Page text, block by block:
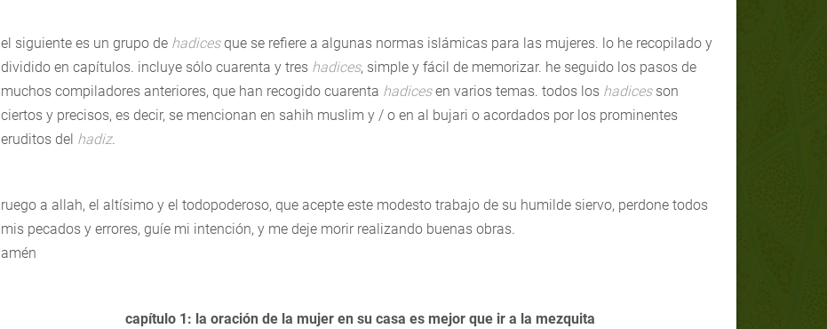
el siguiente es un grupo de hadices que se refiere a algunas normas islámicas para las mujeres. lo he recopilado y
dividido en capítulos. incluye sólo cuarenta y tres hadices, simple y fácil de memorizar. he seguido los pasos de
muchos compiladores anteriores, que han recogido cuarenta hadicesen varios temas. todos los hadicesson
ciertos y precisos, es decir, se mencionan en sahih muslim y / o en al bujari o acordados por los prominentes
eruditos del hadiz.
ruego a allah, el altísimo y el todopoderoso, que acepte este modesto trabajo de su humilde siervo, perdone todos
mis pecados y errores, guíe mi intención, y me deje morir realizando buenas obras.
amén
capítulo 1: la oración de la mujer en su casa es mejor que ir a la mezquita